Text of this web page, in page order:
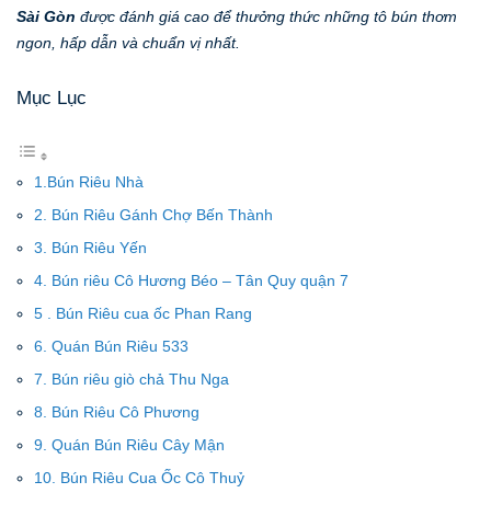
Sài Gòn được đánh giá cao để thưởng thức những tô bún thơm
ngon, hấp dẫn và chuẩn vị nhất.
Mục Lục
1.Bún Riêu Nhà
2. Bún Riêu Gánh Chợ Bến Thành
3. Bún Riêu Yến
4. Bún riêu Cô Hương Béo – Tân Quy quận 7
5 . Bún Riêu cua ốc Phan Rang
6. Quán Bún Riêu 533
7. Bún riêu giò chả Thu Nga
8. Bún Riêu Cô Phương
9. Quán Bún Riêu Cây Mận
10. Bún Riêu Cua Ốc Cô Thuỷ